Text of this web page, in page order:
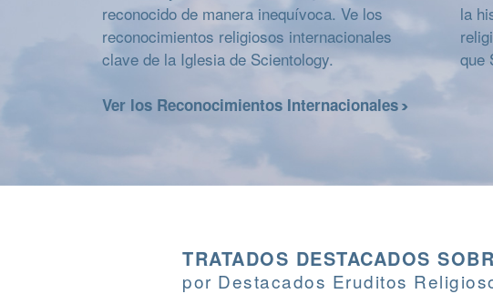
reconocido de manera inequívoca. Ve los
reconocimientos religiosos internacionales
clave de la Iglesia de Scientology.
Ver los Reconocimientos Internacionales
la
que
TRATADOS DESTACADOS
por Destacados Eruditos